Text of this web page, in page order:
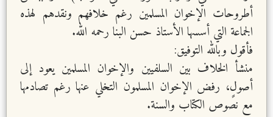
أطروحات الإخوان المسلمين رغم خلافهم ونقدهم لهذه
الجماعة التي أسسها الأستاذ حسن البنا رحمه الله.
فأقول وبالله التوفيق:
منشأ الخلاف بين السلفيين والإخوان المسلمين يعود إلى
أصولٍ، رفض الإخوان المسلمون التخلي عنها رغم تصادمها
مع نصوص الكتاب والسنة.